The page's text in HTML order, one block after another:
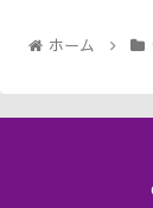
ホーム